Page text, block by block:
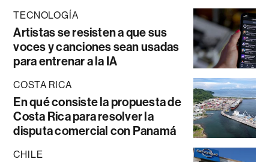
TECNOLOGÍA
Artistas se resisten a que sus
voces y canciones sean usadas
para entrenar a la IA
COSTA RICA
En qué consiste la propuesta de
Costa Rica para resolver la
disputa comercial con Panamá
CHILE